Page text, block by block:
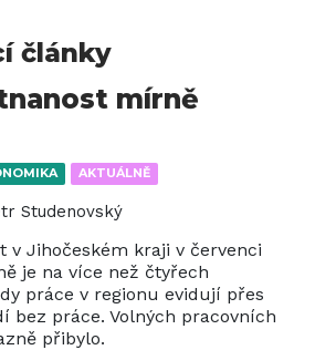
články
AKTUÁLNĚ
mírně
Studenovský
v Jihočeském kraji v červenci
je na více než čtyřech
práce v regionu evidují přes
bez práce. Volných pracovních
přibylo.